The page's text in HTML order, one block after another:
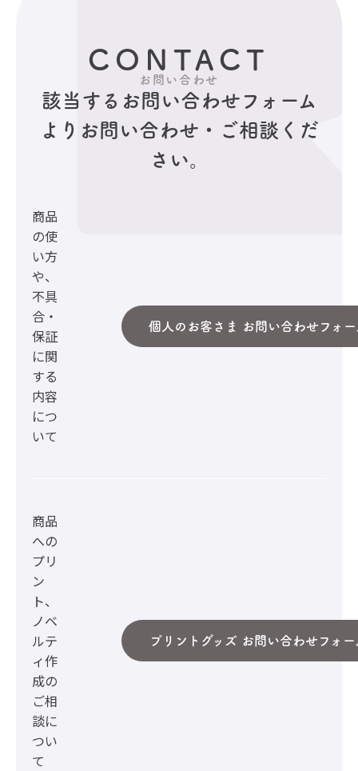
CONTACT
お問い合わせ
該当するお問い合わせフォーム
より お問い合わせ・ご相談くだ
さい。
商品
の使
い方
や、
不具
合・
保証
に関
する
内容
につ
いて
個人のお客さま お問い合わせフォー
商品
への
プリ
ン
ト、
ノベ
ルテ
ィ作
成の
ご相
談に
つい
て
プリントグッズ お問い合わせフォー